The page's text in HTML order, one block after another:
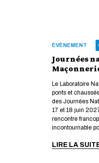
ÉVÈNEMENT
Journées
Le Laboratoire
ponts et
des Journées
17 et 18 juin
rencontre
incontournable
LIRE LA